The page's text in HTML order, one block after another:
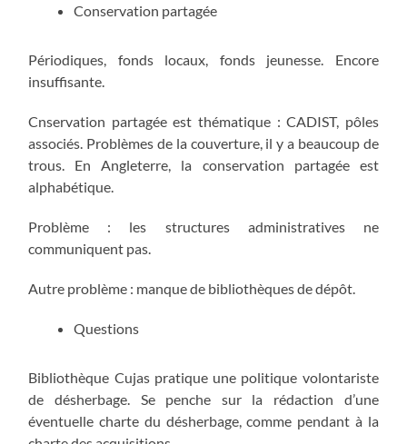
Conservation partagée
Périodiques, fonds locaux, fonds jeunesse. Encore
insuffisante.
Cnservation partagée est thématique : CADIST, pôles
associés. Problèmes de la couverture, il y a beaucoup de
trous. En Angleterre, la conservation partagée est
alphabétique.
Problème : les structures administratives ne
communiquent pas.
Autre problème : manque de bibliothèques de dépôt.
Questions
Bibliothèque Cujas pratique une politique volontariste
de désherbage. Se penche sur la rédaction d’une
éventuelle charte du désherbage, comme pendant à la